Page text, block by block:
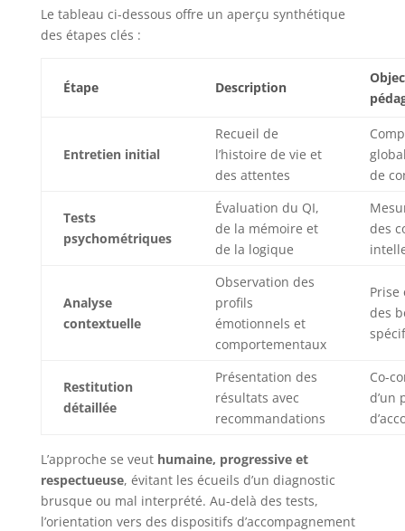
Le tableau ci-dessous offre un aperçu synthétique
des étapes clés :
Étape Description
Entretien initial
Recueil de
l’histoire de vie et
des attentes
de
Tests
psychométriques
Évaluation du QI,
de la mémoire et
de la logique
des
Analyse
contextuelle
Observation des
profils
émotionnels et
comportementaux
Prise
des
Restitution
détaillée
Présentation des
résultats avec
recommandations
Co-
d’un
L’approche se veut humaine, progressive et
respectueuse, évitant les écueils d’un diagnostic
brusque ou mal interprété. Au-delà des tests,
l’orientation vers des dispositifs d’accompagnement